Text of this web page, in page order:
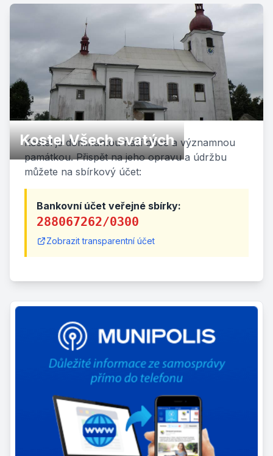
Kostel Všech svatých
Kostel je dominantou naší obce a významnou
památkou. Přispět na jeho opravu a údržbu
můžete na sbírkový účet:
Bankovní účet veřejné sbírky:
288067262/0300
Zobrazit transparentní účet